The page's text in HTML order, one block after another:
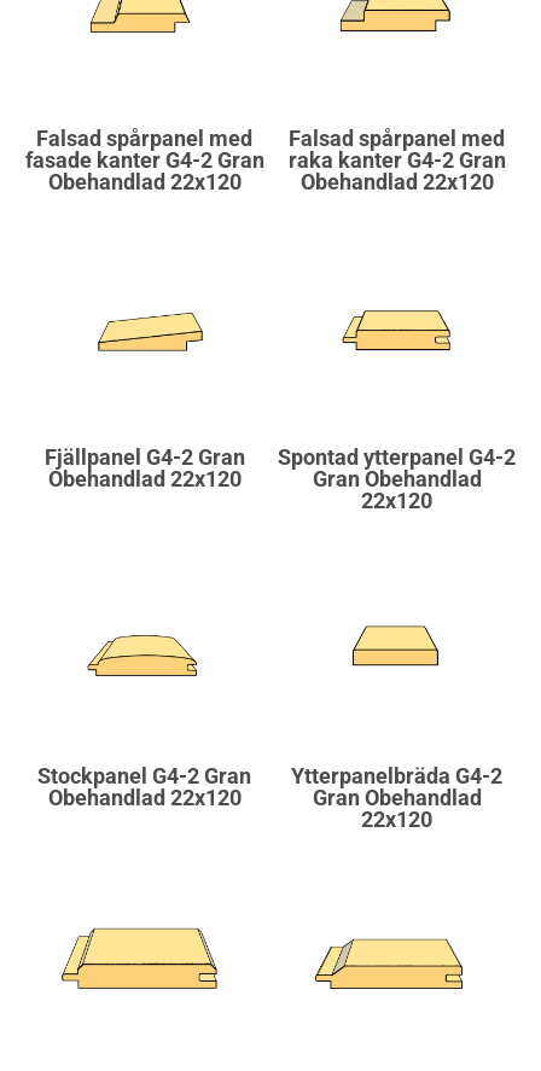
Falsad spårpanel med
fasade kanter G4-2 Gran
Obehandlad 22x120
Falsad spårpanel med
raka kanter G4-2 Gran
Obehandlad 22x120
Fjällpanel G4-2 Gran
Obehandlad 22x120
Spontad ytterpanel G4-2
Gran Obehandlad
22x120
Stockpanel G4-2 Gran
Obehandlad 22x120
Ytterpanelbräda G4-2
Gran Obehandlad
22x120